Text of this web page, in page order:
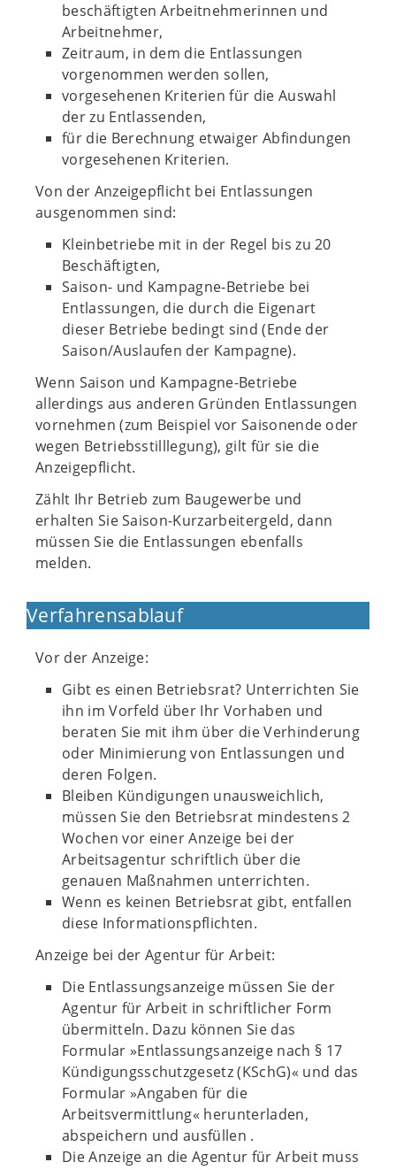
beschäftigten Arbeitnehmerinnen und
Arbeitnehmer,
Zeitraum, in dem die Entlassungen
vorgenommen werden sollen,
vorgesehenen Kriterien für die Auswahl
der zu Entlassenden,
für die Berechnung etwaiger Abfindungen
vorgesehenen Kriterien.
Von der Anzeigepflicht bei Entlassungen
ausgenommen sind:
Kleinbetriebe mit in der Regel bis zu 20
Beschäftigten,
Saison- und Kampagne-Betriebe bei
Entlassungen, die durch die Eigenart
dieser Betriebe bedingt sind (Ende der
Saison/Auslaufen der Kampagne).
Wenn Saison und Kampagne-Betriebe
allerdings aus anderen Gründen Entlassungen
vornehmen (zum Beispiel vor Saisonende oder
wegen Betriebsstilllegung), gilt für sie die
Anzeigepflicht.
Zählt Ihr Betrieb zum Baugewerbe und
erhalten Sie Saison-Kurzarbeitergeld, dann
müssen Sie die Entlassungen ebenfalls
melden.
Verfahrensablauf
Vor der Anzeige:
Gibt es einen Betriebsrat? Unterrichten Sie
ihn im Vorfeld über Ihr Vorhaben und
beraten Sie mit ihm über die Verhinderung
oder Minimierung von Entlassungen und
deren Folgen.
Bleiben Kündigungen unausweichlich,
müssen Sie den Betriebsrat mindestens 2
Wochen vor einer Anzeige bei der
Arbeitsagentur schriftlich über die
genauen Maßnahmen unterrichten.
Wenn es keinen Betriebsrat gibt, entfallen
diese Informationspflichten.
Anzeige bei der Agentur für Arbeit:
Die Entlassungsanzeige müssen Sie der
Agentur für Arbeit in schriftlicher Form
übermitteln. Dazu können Sie das
Formular »Entlassungsanzeige nach § 17
Kündigungsschutzgesetz (KSchG)« und das
Formular »Angaben für die
Arbeitsvermittlung« herunterladen,
abspeichern und ausfüllen .
Die Anzeige an die Agentur für Arbeit muss